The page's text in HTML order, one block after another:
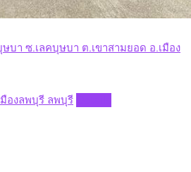
บา ซ.เลคบุษบา ต.เขาสามยอด อ.เมือง
องลพบุรี ลพบุรี